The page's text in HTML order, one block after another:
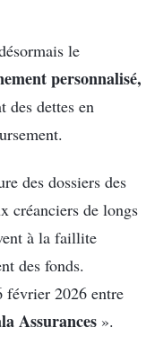
le
personnalisé,
des dettes en
des dossiers des
créanciers de longs
à la faillite
des fonds.
février 2026 entre
Assurances ».